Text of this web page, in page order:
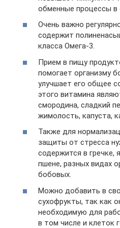
обменные процессы в
Очень важно
содержит
класса Омега-3.
Прием в пищу
помогает организму
улучшает его общее
этого витамина
смородина, сладкий
жимолость, капуста,
Также для
защиты от стресса
содержится в гречке,
пшене, разных видах
бобовых.
Можно добавить в
сухофрукты, так как
необходимую для
в том числе и клеток